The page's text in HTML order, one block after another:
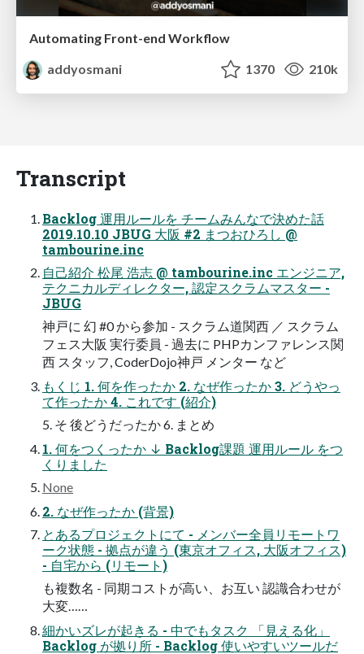
Automating Front-end Workflow
addyosmani
1370 210k
Transcript
Backlog 運用ルールを チームみんなで決めた話
2019.10.10 JBUG 大阪 #2 まつおひろし @
tambourine.inc
自己紹介 松尾 浩志 @ tambourine.inc エンジニア,
テクニカルディレクター, 認定スクラムマスター -
JBUG
神戸に 幻 #0 から参加 - スクラム道関西 ／ スクラム
フェス大阪 実行委員 - 過去に PHPカンファレンス関
西 スタッフ, CoderDojo神戸 メンター など
もくじ 1. 何を作ったか 2. なぜ作ったか 3. どうやっ
て作ったか 4. これです (紹介)
5. そ 後どうだったか 6. まとめ
1. 何をつくったか ↓ Backlog課題 運用ルール をつ
くりました
None
2. なぜ作ったか (背景)
とあるプロジェクトにて - メンバー全員リモートワ
ーク状態 - 拠点が違う (東京オフィス, 大阪オフィス)
- 自宅から (リモート)
も複数名 - 同期コストが高い、お互い 認識合わせが
大変……
細かいズレが起きる - 中でもタスク 「見える化」
Backlog が拠り所 - Backlog 使いやすいツールだ